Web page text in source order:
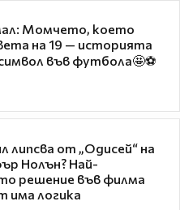
Момчето, което
на 19 — историята
във футбола🤩⚽
липсва от „Одисей“ на
Нолън? Най-
решение във филма
има логика